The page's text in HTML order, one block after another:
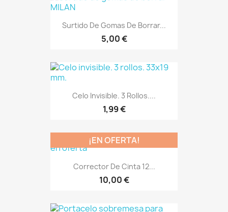
Surtido De Gomas De Borrar...
5,00 €
Celo Invisible. 3 Rollos....
1,99 €
Corrector De Cinta 12...
10,00 €
¡EN OFERTA!